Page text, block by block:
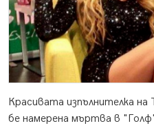
Красивата изпълнителка на
бе намерена мъртва в